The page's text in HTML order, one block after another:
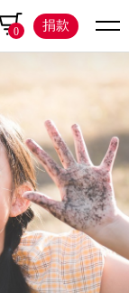
0 捐款